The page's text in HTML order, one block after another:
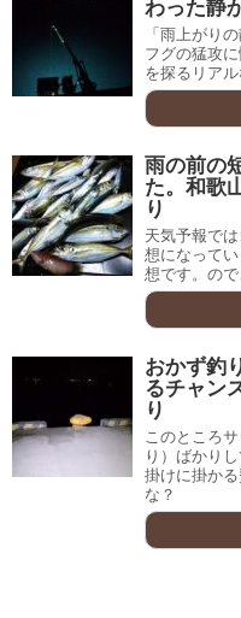
わった静
「雨上がり
フグの猛攻
を探るリアル
雨の前の
た。和歌
り
天気予報で
想になって
想です。ので
おかず釣
るチャン
り
このところ
り）ばかり
掛けに掛か
な？